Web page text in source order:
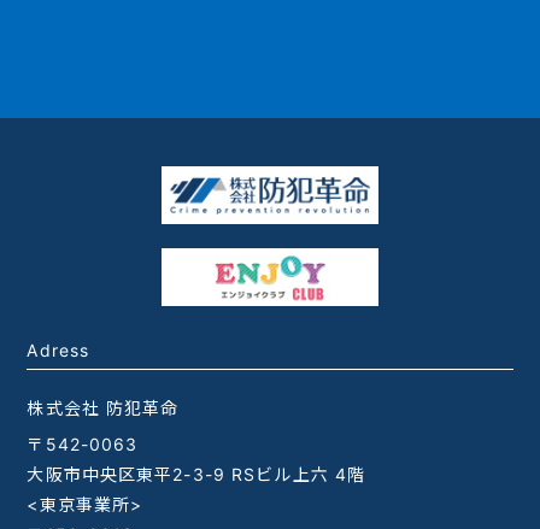
Adress
株式会社 防犯革命
〒542-0063
大阪市中央区東平2-3-9 RSビル上六 4階
<東京事業所>